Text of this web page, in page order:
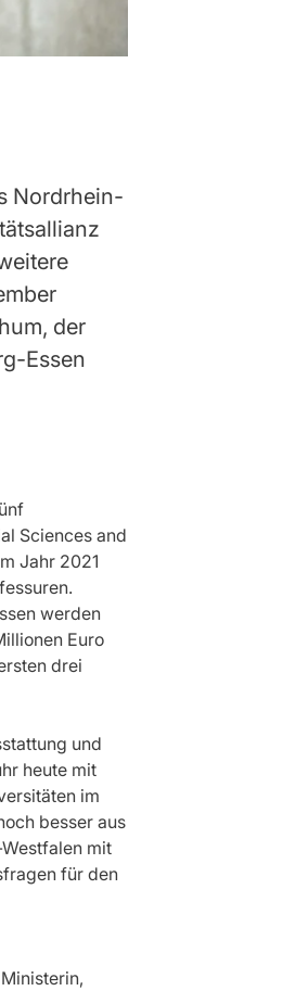
Nordrhein-
der
Essen
Sciences and
Jahr 2021
werden
Euro
drei
und
heute mit
im
besser aus
mit
für den